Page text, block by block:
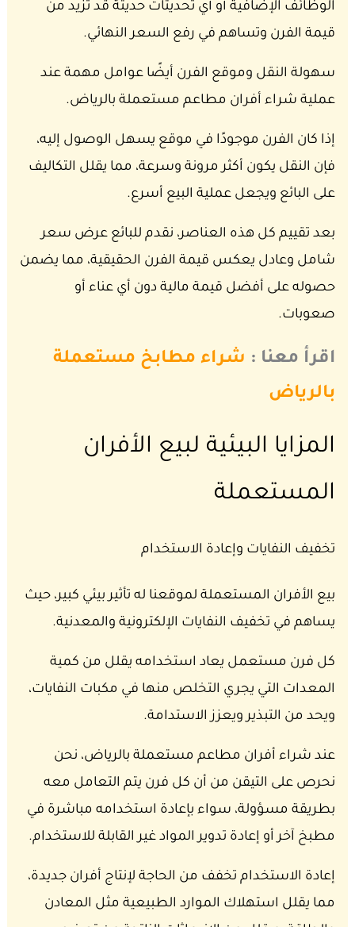
الوظائف الإضافية أو أي تحديثات حديثة قد تزيد من
قيمة الفرن وتساهم في رفع السعر النهائي.
سهولة النقل وموقع الفرن أيضًا عوامل مهمة عند
عملية شراء أفران مطاعم مستعملة بالرياض.
إذا كان الفرن موجودًا في موقع يسهل الوصول إليه،
فإن النقل يكون أكثر مرونة وسرعة، مما يقلل التكاليف
على البائع ويجعل عملية البيع أسرع.
بعد تقييم كل هذه العناصر، نقدم للبائع عرض سعر
شامل وعادل يعكس قيمة الفرن الحقيقية، مما يضمن
حصوله على أفضل قيمة مالية دون أي عناء أو
صعوبات.
اقرأ معنا : شراء مطابخ مستعملة
بالرياض
المزايا البيئية لبيع الأفران
المستعملة
تخفيف النفايات وإعادة الاستخدام
بيع الأفران المستعملة لموقعنا له تأثير بيئي كبير، حيث
يساهم في تخفيف النفايات الإلكترونية والمعدنية.
كل فرن مستعمل يعاد استخدامه يقلل من كمية
المعدات التي يجري التخلص منها في مكبات النفايات،
ويحد من التبذير ويعزز الاستدامة.
عند شراء أفران مطاعم مستعملة بالرياض، نحن
نحرص على التيقن من أن كل فرن يتم التعامل معه
بطريقة مسؤولة، سواء بإعادة استخدامه مباشرة في
مطبخ آخر أو إعادة تدوير المواد غير القابلة للاستخدام.
إعادة الاستخدام تخفف من الحاجة لإنتاج أفران جديدة،
مما يقلل استهلاك الموارد الطبيعية مثل المعادن